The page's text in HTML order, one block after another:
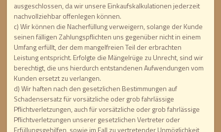
ausgeschlossen, da wir unsere Einkaufskalkulationen jederzeit
nachvollziehbar offenlegen können.
c) Wir können die Nacherfüllung verweigern, solange der Kunde
seinen fälligen Zahlungspflichten uns gegenüber nicht in einem
Umfang erfüllt, der dem mangelfreien Teil der erbrachten
Leistung entspricht. Erfolgte die Mängelrüge zu Unrecht, sind wir
berechtigt, die uns hierdurch entstandenen Aufwendungen vom
Kunden ersetzt zu verlangen.
d) Wir haften nach den gesetzlichen Bestimmungen auf
Schadensersatz für vorsätzliche oder grob fahrlässige
Pflichtverletzungen, auch für vorsätzliche oder grob fahrlässige
Pflichtverletzungen unserer gesetzlichen Vertreter oder